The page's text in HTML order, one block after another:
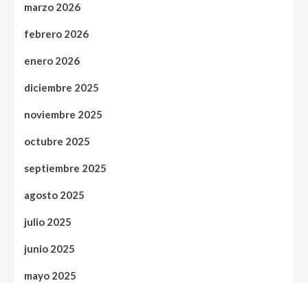
marzo 2026
febrero 2026
enero 2026
diciembre 2025
noviembre 2025
octubre 2025
septiembre 2025
agosto 2025
julio 2025
junio 2025
mayo 2025